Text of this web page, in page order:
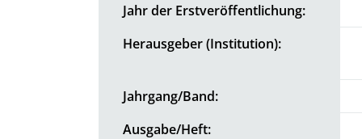
Jahr der Erstveröffentlichung:
Herausgeber (Institution):
Jahrgang/Band:
Ausgabe/Heft: